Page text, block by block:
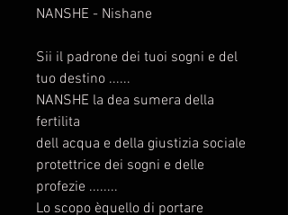
NANSHE - Nishane
Sii il padrone dei tuoi sogni e del
tuo destino ......
NANSHE la dea sumera della
fertilita
dell acqua e della giustizia sociale
protettrice dei sogni e delle
profezie ........
Lo scopo èquello di portare